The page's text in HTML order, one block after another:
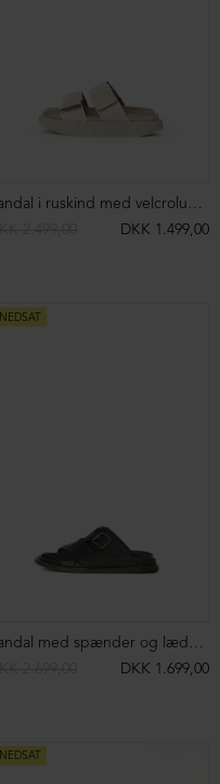
Sandal i ruskind med velcrolukning
DKK 1.499,00
NEDSAT
Sandal med spænder og lædersål
DKK 1.699,00
NEDSAT